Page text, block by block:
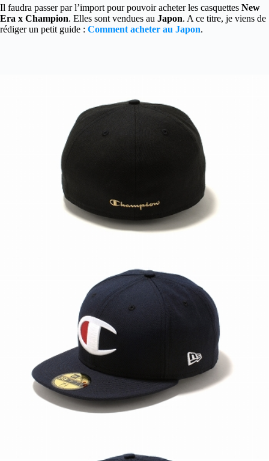
Il faudra passer par l’import pour pouvoir acheter les casquettes New
Era x Champion. Elles sont vendues au Japon. A ce titre, je viens de
rédiger un petit guide : Comment acheter au Japon.